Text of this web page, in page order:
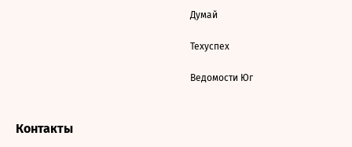
Думай
Техуспех
Ведомости Юг
Контакты